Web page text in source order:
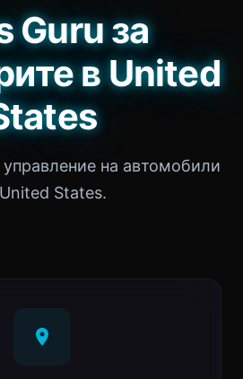
Guru за
в United
управление на автомобили
States.